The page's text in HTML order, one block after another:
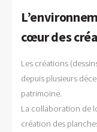
cœur des
Les créations
depuis plusieurs
patrimoine.
La collaboration de
création des